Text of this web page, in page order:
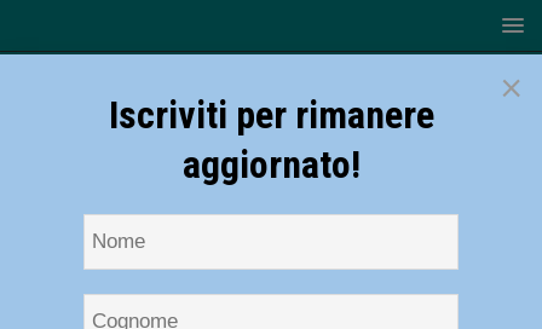
×
Iscriviti per rimanere
aggiornato!